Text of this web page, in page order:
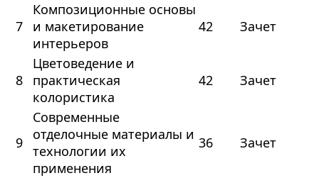
7
Композиционные основы
и макетирование
интерьеров
42 Зачет
8
Цветоведение и
практическая
колористика
42 Зачет
9
Современные
отделочные материалы и
технологии их
применения
36 Зачет